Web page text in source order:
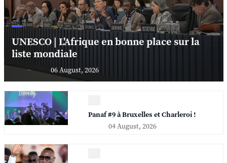
UNESCO | L'Afrique en bonne place sur la
liste mondiale
06 August, 2026
Panaf #9 à Bruxelles et Charleroi !
04 August, 2026